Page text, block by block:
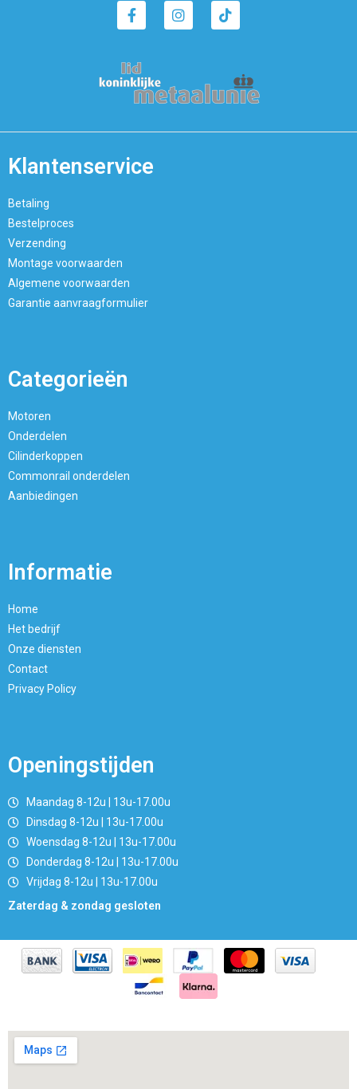
Klantenservice
Betaling
Bestelproces
Verzending
Montage voorwaarden
Algemene voorwaarden
Garantie aanvraagformulier
Categorieën
Motoren
Onderdelen
Cilinderkoppen
Commonrail onderdelen
Aanbiedingen
Informatie
Home
Het bedrijf
Onze diensten
Contact
Privacy Policy
Openingstijden
Maandag 8-12u | 13u-17.00u
Dinsdag 8-12u | 13u-17.00u
Woensdag 8-12u | 13u-17.00u
Donderdag 8-12u | 13u-17.00u
Vrijdag 8-12u | 13u-17.00u
Zaterdag & zondag gesloten